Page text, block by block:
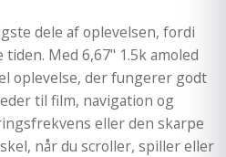
dele af oplevelsen, fordi
Med 6,67" 1.5k amoled
oplevelse, der fungerer godt
til film, navigation og
eller den skarpe
når du scroller, spiller eller